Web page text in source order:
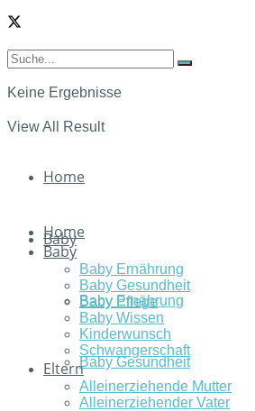
Keine Ergebnisse
View All Result
Home
Baby
Baby Ernährung
Baby Gesundheit
Home
Baby
Baby Ernährung
Baby Gesundheit
Baby Pflege
Baby Wissen
Kinderwunsch
Schwangerschaft
Eltern
Alleinerziehende Mutter
Alleinerziehender Vater